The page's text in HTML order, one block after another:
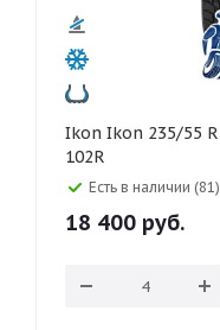
Ikon Ikon 235/55 R20 Autograph Snow 3 SUV
102R
Есть в наличии (81)
18 400 руб.